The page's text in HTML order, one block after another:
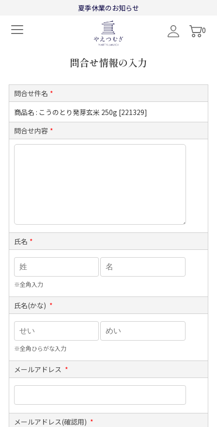
夏季休業のお知らせ
0
問合せ情報の入力
問合せ件名 *
商品名 : こうのとり発芽玄米 250g [221329]
問合せ内容 *
氏名 *
※全角入力
氏名(かな) *
※全角ひらがな入力
メールアドレス *
メールアドレス(確認用) *